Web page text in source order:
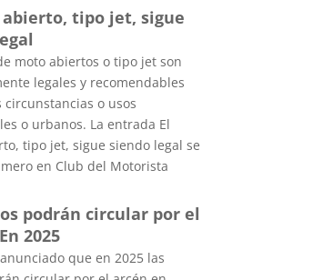
abierto, tipo jet, sigue
moto abiertos o tipo jet son
legales y recomendables
circunstancias o usos
o urbanos. La entrada El
tipo jet, sigue siendo legal se
en Club del Motorista
podrán circular por el
2025
que en 2025 las